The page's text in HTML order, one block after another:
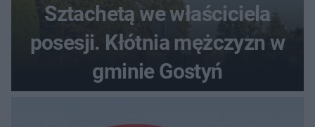
Sztachetą we właściciela
posesji. Kłótnia mężczyzn w
gminie Gostyń